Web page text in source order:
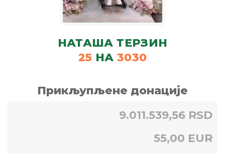
НАТАША ТЕРЗИН
25 НА 3030
Прикљупљене донације
9.011.539,56 RSD
55,00 EUR